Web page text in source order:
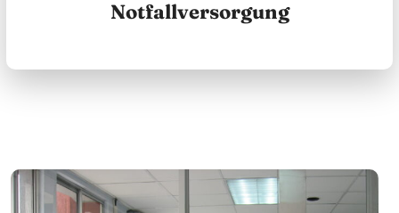
Notfallversorgung